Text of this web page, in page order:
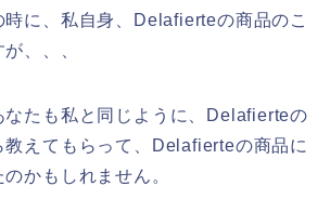
に、私自身、Delafierteの商品のこ
、、、
なたも私と同じように、Delafierteの
教えてもらって、Delafierteの商品に
かもしれません。